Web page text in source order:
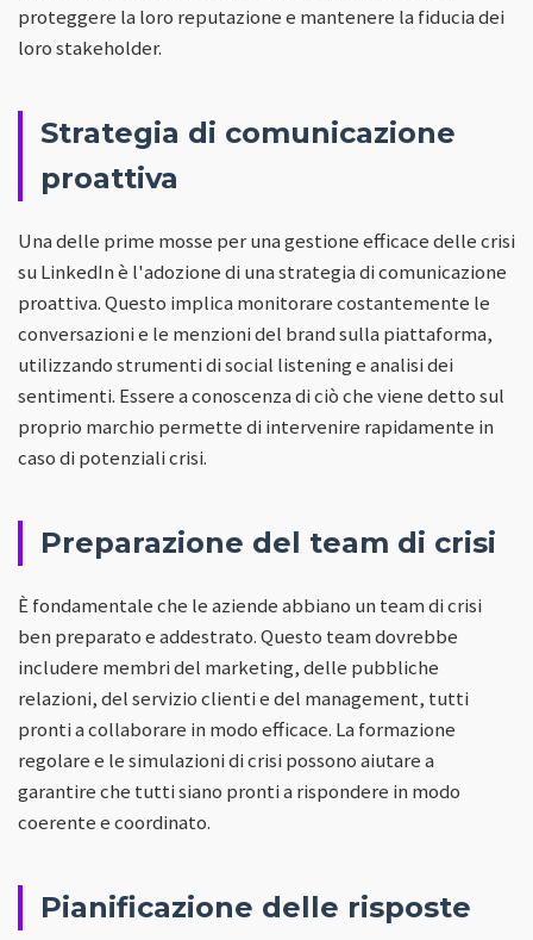
proteggere la loro reputazione e mantenere la fiducia dei
loro stakeholder.
Strategia di comunicazione
proattiva
Una delle prime mosse per una gestione efficace delle crisi
su LinkedIn è l'adozione di una strategia di comunicazione
proattiva. Questo implica monitorare costantemente le
conversazioni e le menzioni del brand sulla piattaforma,
utilizzando strumenti di social listening e analisi dei
sentimenti. Essere a conoscenza di ciò che viene detto sul
proprio marchio permette di intervenire rapidamente in
caso di potenziali crisi.
Preparazione del team di crisi
È fondamentale che le aziende abbiano un team di crisi
ben preparato e addestrato. Questo team dovrebbe
includere membri del marketing, delle pubbliche
relazioni, del servizio clienti e del management, tutti
pronti a collaborare in modo efficace. La formazione
regolare e le simulazioni di crisi possono aiutare a
garantire che tutti siano pronti a rispondere in modo
coerente e coordinato.
Pianificazione delle risposte